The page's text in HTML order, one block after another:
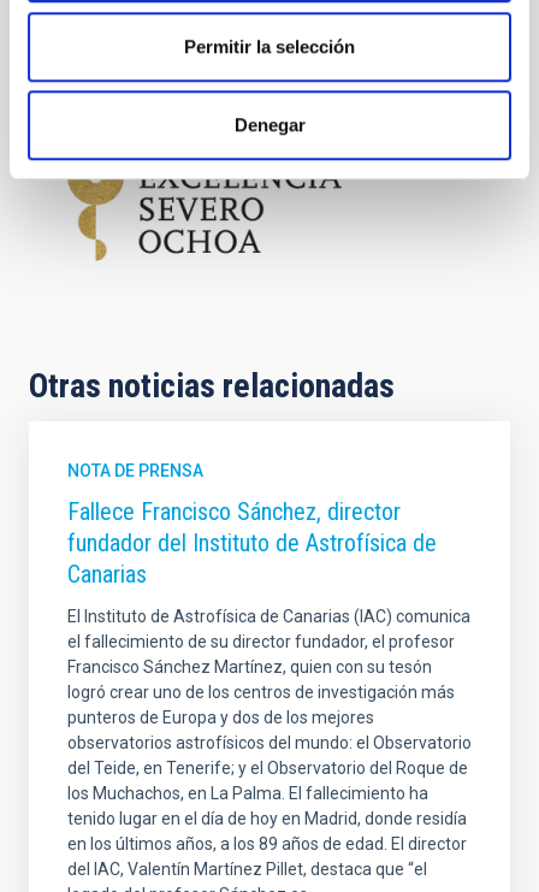
Permitir la selección
Denegar
Otras noticias relacionadas
NOTA DE PRENSA
Fallece Francisco Sánchez, director
fundador del Instituto de Astrofísica de
Canarias
El Instituto de Astrofísica de Canarias (IAC) comunica
el fallecimiento de su director fundador, el profesor
Francisco Sánchez Martínez, quien con su tesón
logró crear uno de los centros de investigación más
punteros de Europa y dos de los mejores
observatorios astrofísicos del mundo: el Observatorio
del Teide, en Tenerife; y el Observatorio del Roque de
los Muchachos, en La Palma. El fallecimiento ha
tenido lugar en el día de hoy en Madrid, donde residía
en los últimos años, a los 89 años de edad. El director
del IAC, Valentín Martínez Pillet, destaca que “el